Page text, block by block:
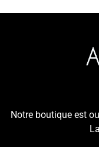
Notre boutique est